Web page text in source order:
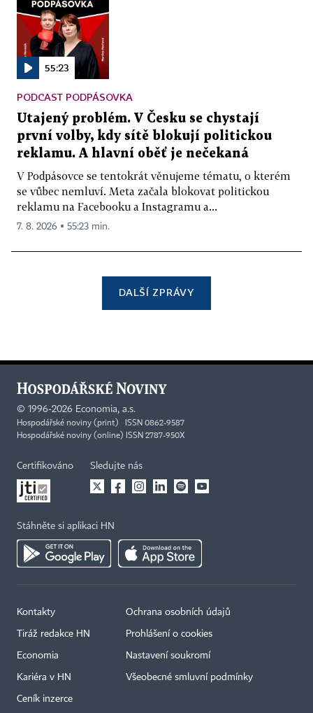
55:23
PODCAST PODPÁSOVKA
Utajený problém. V Česku se chystají
první volby, kdy sítě blokují politickou
reklamu. A hlavní oběť je nečekaná
V Podpásovce se tentokrát věnujeme tématu, o kterém
se vůbec nemluví. Meta začala blokovat politickou
reklamu na Facebooku a Instagramu a...
7. 8. 2026 ▪ 55:23 min.
DALŠÍ ZPRÁVY
© 1996-2026 Economia, a.s.
Hospodářské noviny (print) ISSN 0862-9587
Hospodářské noviny (online) ISSN 2787-950X
Certifikováno Sledujte nás
Stáhněte si aplikaci HN
Kontakty
Tiráž redakce HN
Economia
Kariéra v HN
Ceník inzerce
Ochrana osobních údajů
Prohlášení o cookies
Nastavení soukromí
Všeobecné smluvní podmínky